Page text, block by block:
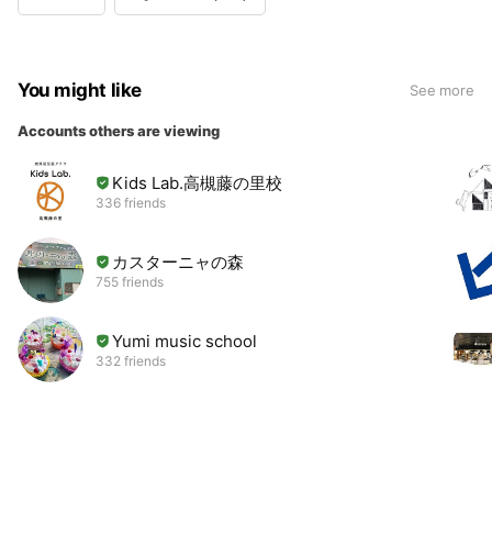
You might like See more
Accounts others are viewing
Kids Lab.高槻藤の里校
336 friends
カスターニャの森
755 friends
Yumi music school
332 friends